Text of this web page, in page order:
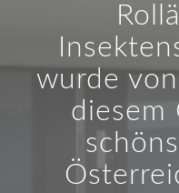
wurde
diesem